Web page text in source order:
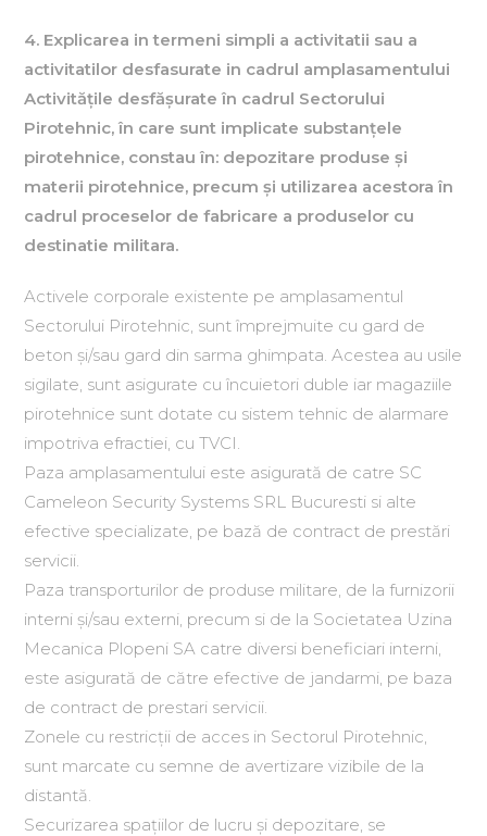
4. Explicarea in termeni simpli a activitatii sau a
activitatilor desfasurate in cadrul amplasamentului
Activităţile desfăşurate în cadrul Sectorului
Pirotehnic, în care sunt implicate substanţele
pirotehnice, constau în: depozitare produse şi
materii pirotehnice, precum şi utilizarea acestora în
cadrul proceselor de fabricare a produselor cu
destinatie militara.
Activele corporale existente pe amplasamentul
Sectorului Pirotehnic, sunt împrejmuite cu gard de
beton şi/sau gard din sarma ghimpata. Acestea au usile
sigilate, sunt asigurate cu încuietori duble iar magaziile
pirotehnice sunt dotate cu sistem tehnic de alarmare
impotriva efractiei, cu TVCI.
Paza amplasamentului este asigurată de catre SC
Cameleon Security Systems SRL Bucuresti si alte
efective specializate, pe bază de contract de prestări
servicii.
Paza transporturilor de produse militare, de la furnizorii
interni şi/sau externi, precum si de la Societatea Uzina
Mecanica Plopeni SA catre diversi beneficiari interni,
este asigurată de către efective de jandarmi, pe baza
de contract de prestari servicii.
Zonele cu restricţii de acces in Sectorul Pirotehnic,
sunt marcate cu semne de avertizare vizibile de la
distantă.
Securizarea spaţiilor de lucru şi depozitare, se